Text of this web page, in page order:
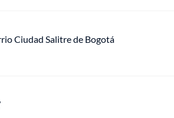
Ciudad Salitre de Bogotá